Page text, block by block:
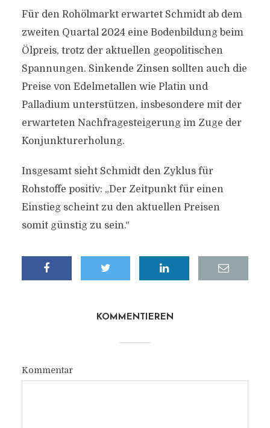
Für den Rohölmarkt erwartet Schmidt ab dem
zweiten Quartal 2024 eine Bodenbildung beim
Ölpreis, trotz der aktuellen geopolitischen
Spannungen. Sinkende Zinsen sollten auch die
Preise von Edelmetallen wie Platin und
Palladium unterstützen, insbesondere mit der
erwarteten Nachfragesteigerung im Zuge der
Konjunkturerholung.
Insgesamt sieht Schmidt den Zyklus für
Rohstoffe positiv: „Der Zeitpunkt für einen
Einstieg scheint zu den aktuellen Preisen
somit günstig zu sein.“
KOMMENTIEREN
Kommentar